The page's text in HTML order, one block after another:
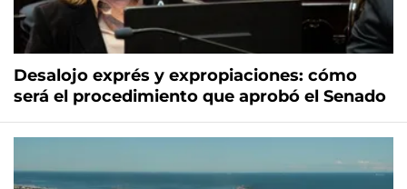
Desalojo exprés y expropiaciones: cómo
será el procedimiento que aprobó el Senado